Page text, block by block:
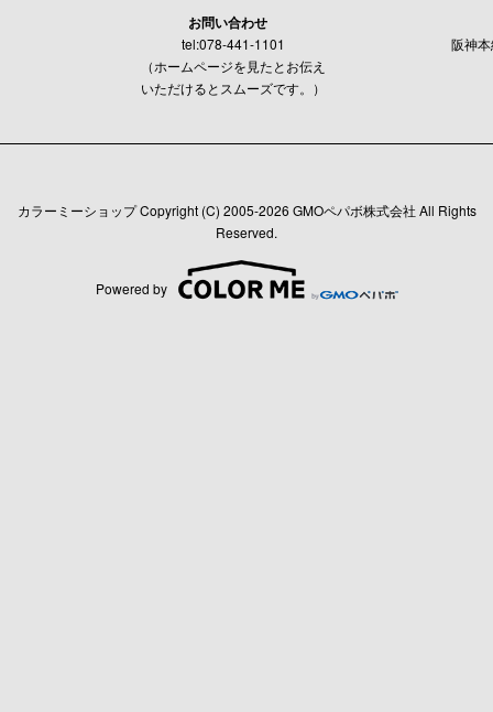
お問い合わせ
tel:078-441-1101
（ホームページを見たとお伝え
いただけるとスムーズです。）
阪神
カラーミーショップCopyright (C) 2005-2026 GMOペパボ株式会社 All Rights
Reserved.
Powered by